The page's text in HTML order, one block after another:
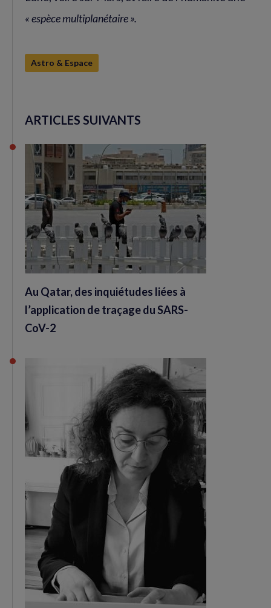
« espèce multiplanétaire ».
Astro & Espace
ARTICLES SUIVANTS
Au Qatar, des inquiétudes liées à
l’application de traçage du SARS-
CoV-2